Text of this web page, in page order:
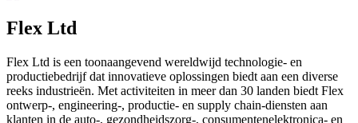
Flex Ltd
Flex Ltd is een toonaangevend wereldwijd technologie- en
productiebedrijf dat innovatieve oplossingen biedt aan een diverse
reeks industrieën. Met activiteiten in meer dan 30 landen biedt Flex
ontwerp-, engineering-, productie- en supply chain-diensten aan
klanten in de auto-, gezondheidszorg-, consumentenelektronica- en